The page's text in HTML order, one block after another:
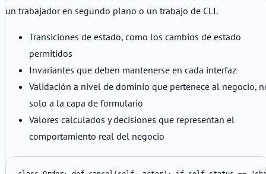
un trabajador en segundo plano o un trabajo de CLI.
Transiciones de estado, como los cambios de estado
permitidos
Invariantes que deben mantenerse en cada interfaz
Validación a nivel de dominio que pertenece al negocio,
solo a la capa de formulario
Valores calculados y decisiones que representan el
comportamiento real del negocio